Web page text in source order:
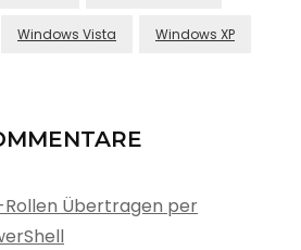
Windows Vista Windows XP
Rollen Übertragen per